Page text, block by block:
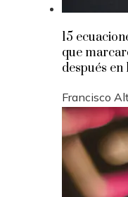
15
que
después
Francisco